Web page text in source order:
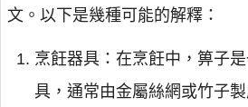
文。以下是幾種可能的解釋：
烹飪器具：在烹飪中，箅子
具，通常由金屬絲網或竹子